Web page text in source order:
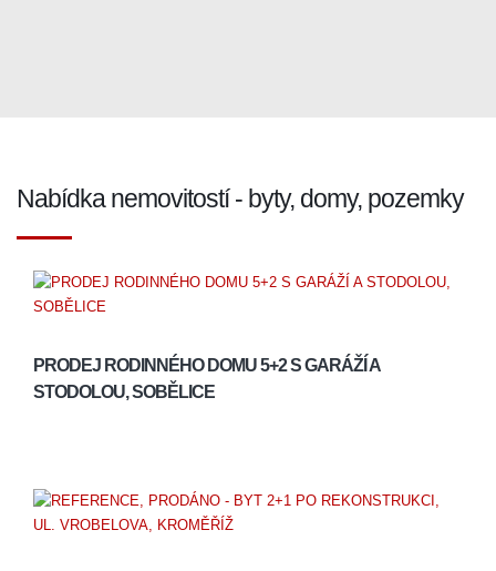
Nabídka nemovitostí - byty, domy, pozemky
PRODEJ RODINNÉHO DOMU 5+2 S GARÁŽÍ A
STODOLOU, SOBĚLICE